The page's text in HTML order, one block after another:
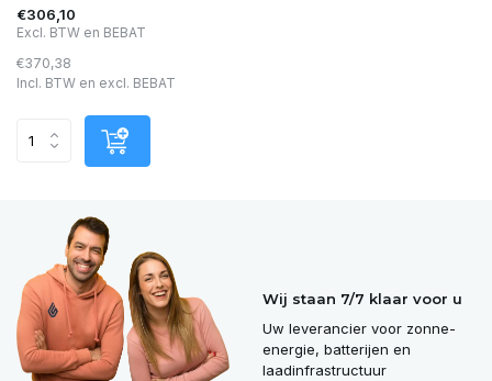
€306,10
Excl. BTW en BEBAT
€370,38
Incl. BTW en excl. BEBAT
Wij staan 7/7 klaar voor u
Uw leverancier voor zonne-
energie, batterijen en
laadinfrastructuur